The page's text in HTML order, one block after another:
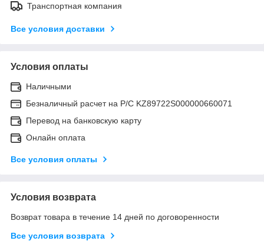
Транспортная компания
Все условия доставки
Условия оплаты
Наличными
Безналичный расчет на Р/С KZ89722S000000660071
Перевод на банковскую карту
Онлайн оплата
Все условия оплаты
Условия возврата
Возврат товара в течение 14 дней по договоренности
Все условия возврата